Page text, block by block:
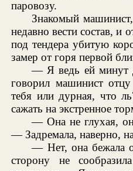
паровозу.
Знакомый
недавно вести состав, и
под тендера убитую
замер от горя первой
— Я ведь ей минут
говорил машинист
тебя или дурная, что
сажать на экстренное
— Она не глухая,
— Задремала, наверно,
— Нет, она бежала
сторону не